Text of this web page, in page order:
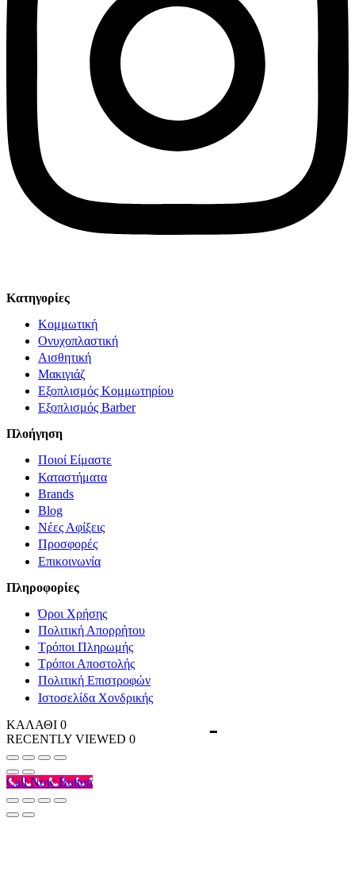
Κατηγορίες
Κομμωτική
Ονυχοπλαστική
Αισθητική
Μακιγιάζ
Εξοπλισμός Κομμωτηρίου
Εξοπλισμός Barber
Πλοήγηση
Ποιοί Είμαστε
Καταστήματα
Brands
Blog
Νέες Αφίξεις
Προσφορές
Επικοινωνία
Πληροφορίες
Όροι Χρήσης
Πολιτική Απορρήτου
Τρόποι Πληρωμής
Τρόποι Αποστολής
Πολιτική Επιστροφών
Ιστοσελίδα Χονδρικής
ΚΑΛΑΘΙ 0
RECENTLY VIEWED 0
Call Now Button